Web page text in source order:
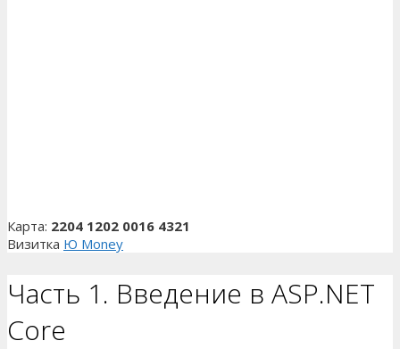
Карта: 2204 1202 0016 4321
Визитка Ю Money
Часть 1. Введение в ASP.NET
Core